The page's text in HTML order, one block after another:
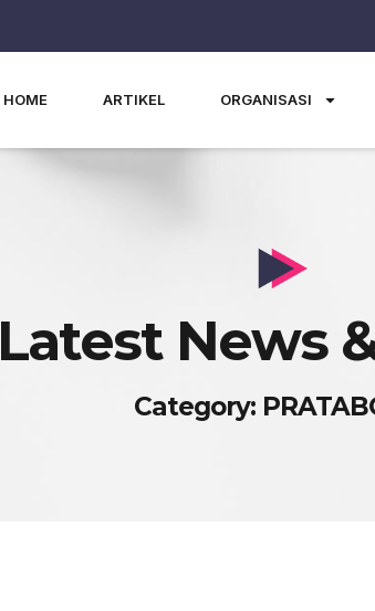
HOME ARTIKEL ORGANISASI
Latest News
Category: